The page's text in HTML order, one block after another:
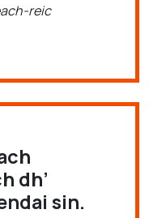
reic
dh’
sin.